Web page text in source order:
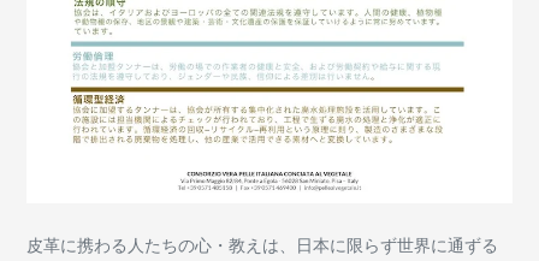
皮革に携わる人たちの心・教えは、日本に限らず世界に通ずる